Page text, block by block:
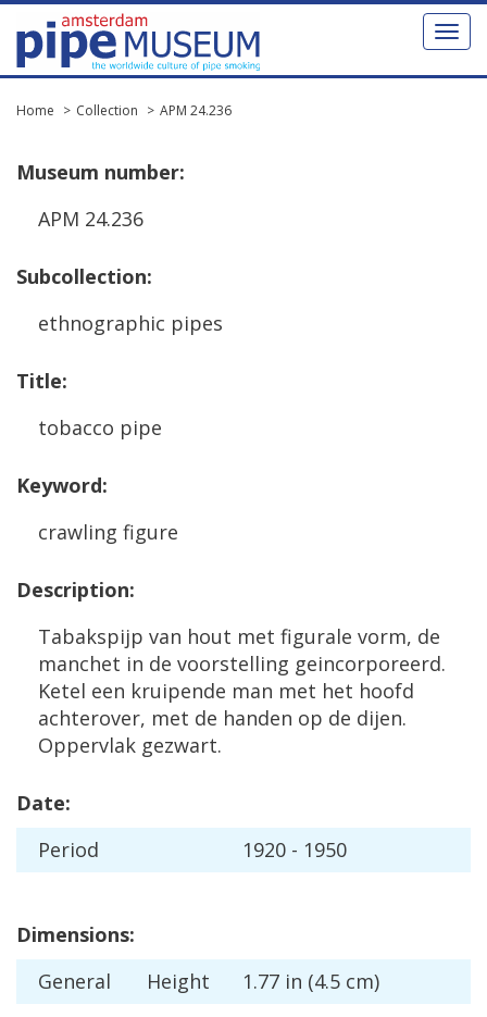
Toggle
Home Collection APM 24.236
Museum number:
APM 24.236
Subcollection:
ethnographic pipes
Title:
tobacco pipe
Keyword:
crawling figure
Description:
Tabakspijp van hout met figurale vorm, de
manchet in de voorstelling geincorporeerd.
Ketel een kruipende man met het hoofd
achterover, met de handen op de dijen.
Oppervlak gezwart.
Date:
Period
1920 - 1950
Dimensions:
General
Height 1.77 in (4.5 cm)